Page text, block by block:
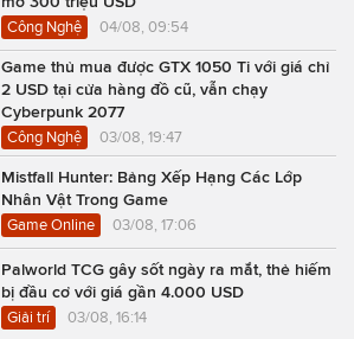
Công Nghệ 04/08, 09:54
Game thủ mua được GTX 1050 Ti với giá chỉ
2 USD tại cửa hàng đồ cũ, vẫn chạy
Cyberpunk 2077
Công Nghệ 03/08, 19:47
Mistfall Hunter: Bảng Xếp Hạng Các Lớp
Nhân Vật Trong Game
Game Online 03/08, 17:06
Palworld TCG gây sốt ngày ra mắt, thẻ hiếm
bị đầu cơ với giá gần 4.000 USD
Giải trí 03/08, 16:14